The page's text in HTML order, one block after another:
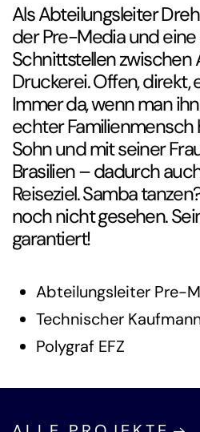
Als Abteilungsleiter
der Pre-Media und
Schnittstellen zwischen
Druckerei. Offen, direkt,
Immer da, wenn man
echter Familienmensch
Sohn und mit seiner
Brasilien – dadurch
Reiseziel. Samba
noch nicht gesehen.
garantiert!
Abteilungsleiter Pre-
Technischer
Polygraf EFZ